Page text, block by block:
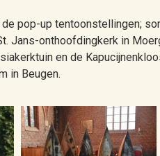
pop-up tentoonstellingen;
Jans-onthoofdingkerk in
en de
in Beugen.